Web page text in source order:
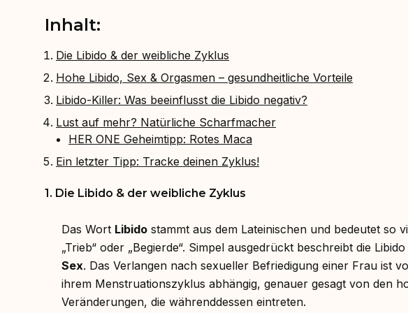
Inhalt:
Die Libido & der weibliche Zyklus
Hohe Libido, Sex & Orgasmen – gesundheitliche Vorteile
Libido-Killer: Was beeinflusst die Libido negativ?
Lust auf mehr? Natürliche Scharfmacher
HER ONE Geheimtipp: Rotes Maca
Ein letzter Tipp: Tracke deinen Zyklus!
1. Die Libido & der weibliche Zyklus
Das Wort Libido stammt aus dem Lateinischen und bedeutet so
„Trieb“ oder „Begierde“. Simpel ausgedrückt beschreibt die Libido
Sex. Das Verlangen nach sexueller Befriedigung einer Frau ist
ihrem Menstruationszyklus abhängig, genauer gesagt von den
Veränderungen, die währenddessen eintreten.